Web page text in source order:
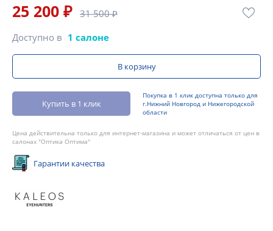
25 200 ₽ 31 500 ₽
Доступно в 1 салоне
В корзину
Купить в 1 клик
Покупка в 1 клик доступна только для
г.Нижний Новгород и Нижегородской
области
Цена действительна только для интернет-магазина и может отличаться от цен в
салонах "Оптика Оптима"
Гарантии качества